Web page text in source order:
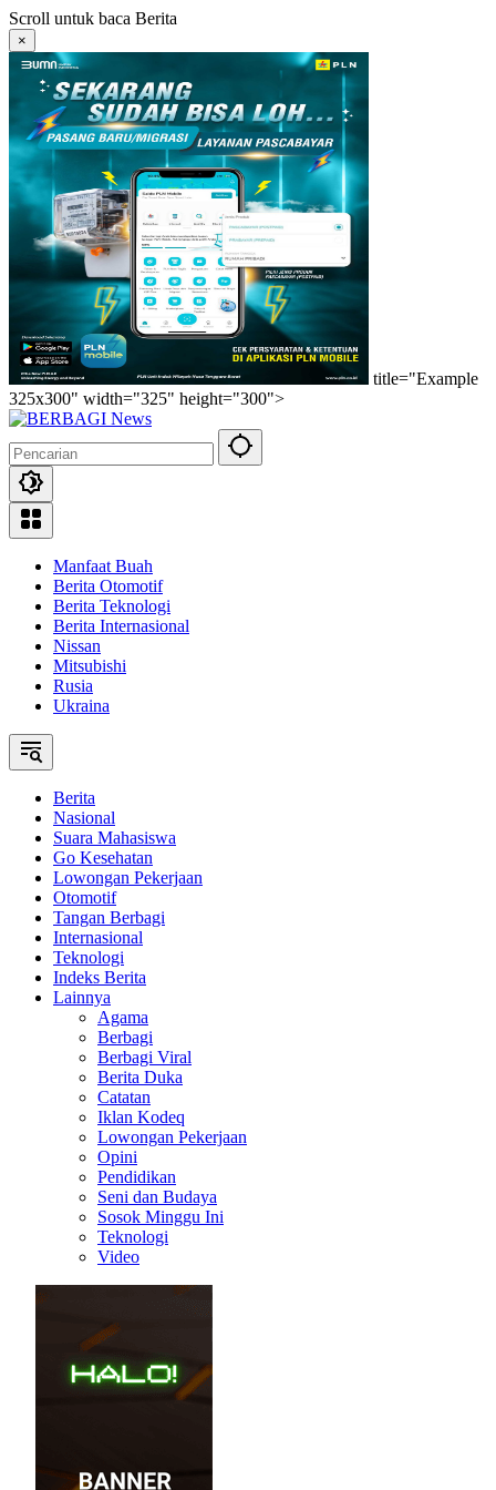
Langsung
ke
konten
Scroll untuk baca Berita
×
title="Example
325x300" width="325" height="300">
Manfaat Buah
Berita Otomotif
Berita Teknologi
Berita Internasional
Nissan
Mitsubishi
Rusia
Ukraina
Berita
Nasional
Suara Mahasiswa
Go Kesehatan
Lowongan Pekerjaan
Otomotif
Tangan Berbagi
Internasional
Teknologi
Indeks Berita
Lainnya
Agama
Berbagi
Berbagi Viral
Berita Duka
Catatan
Iklan Kodeq
Lowongan Pekerjaan
Opini
Pendidikan
Seni dan Budaya
Sosok Minggu Ini
Teknologi
Video